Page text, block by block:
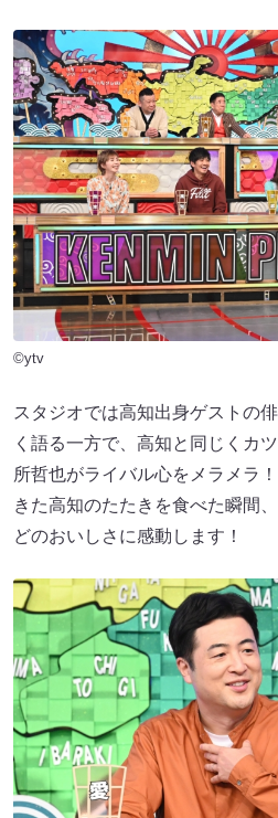
©ytv
スタジオでは高知出身ゲストの
く語る一方で、高知と同じくカ
所哲也がライバル心をメラメラ
きた高知のたたきを食べた瞬間
どのおいしさに感動します！